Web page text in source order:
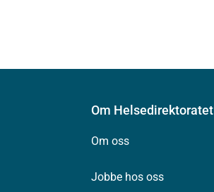
Om Helsedirektoratet
Om oss
Jobbe hos oss